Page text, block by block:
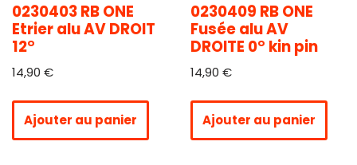
0230403 RB ONE
Etrier alu AV DROIT
12°
14,90 €
Ajouter au panier
0230409 RB ONE
Fusée alu AV
DROITE 0° kin pin
14,90 €
Ajouter au panier